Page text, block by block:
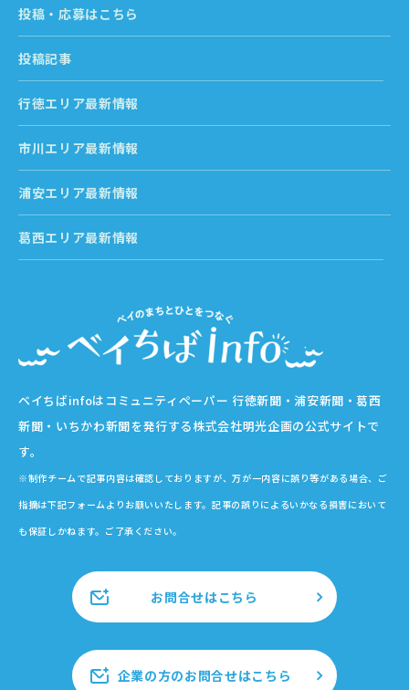
ベイちばinfoはコミュニティペーパー 行徳新聞・浦安新聞・葛西
新聞・いちかわ新聞を発行する株式会社明光企画の公式サイトで
す。
※制作チームで記事内容は確認しておりますが、万が一内容に誤り等がある場合、ご
指摘は下記フォームよりお願いいたします。記事の誤りによるいかなる損害において
も保証しかねます。ご了承ください。
お問合せはこちら
企業の方のお問合せはこちら
投稿・応募はこちら
投稿記事
行徳エリア最新情報
市川エリア最新情報
浦安エリア最新情報
葛西エリア最新情報